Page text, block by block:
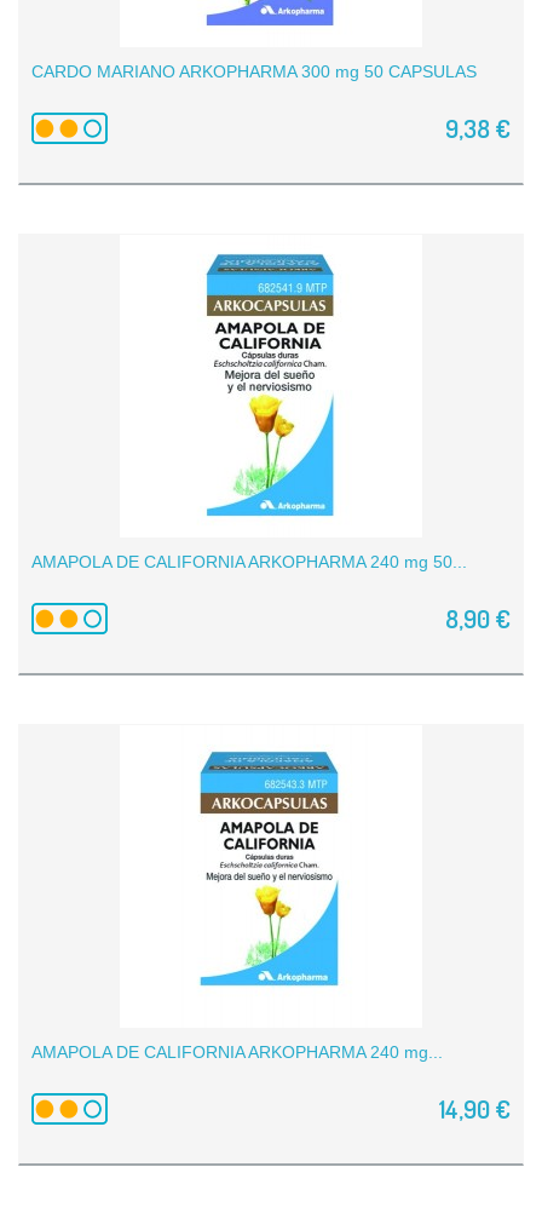
CARDO MARIANO ARKOPHARMA 300 mg 50 CAPSULAS
9,38 €
AMAPOLA DE CALIFORNIA ARKOPHARMA 240 mg 50...
8,90 €
AMAPOLA DE CALIFORNIA ARKOPHARMA 240 mg...
14,90 €